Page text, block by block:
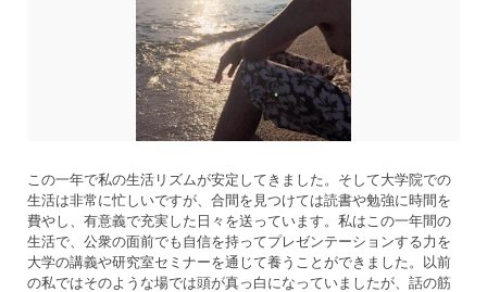
この一年で私の生活リズムが安定してきました。そして大学院での
生活は非常に忙しいですが、合間を見つけては読書や勉強に時間を
費やし、有意義で充実した日々を送っています。私はこの一年間の
生活で、公衆の面前でも自信を持ってプレゼンテーションする力を
大学の講義や研究室セミナーを通じて養うことができました。以前
の私ではそのような場では頭が真っ白になっていましたが、話の筋